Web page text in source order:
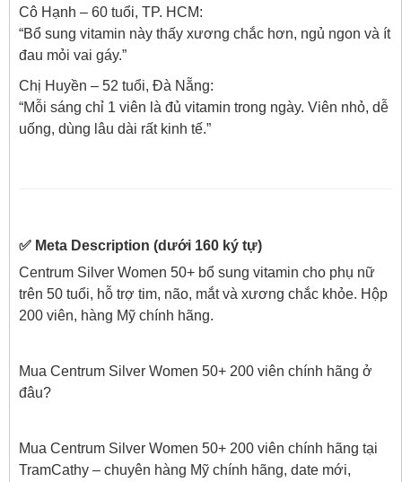
Cô Hạnh – 60 tuổi, TP. HCM:
“Bổ sung vitamin này thấy xương chắc hơn, ngủ ngon và ít
đau mỏi vai gáy.”
Chị Huyền – 52 tuổi, Đà Nẵng:
“Mỗi sáng chỉ 1 viên là đủ vitamin trong ngày. Viên nhỏ, dễ
uống, dùng lâu dài rất kinh tế.”
✅ Meta Description (dưới 160 ký tự)
Centrum Silver Women 50+ bổ sung vitamin cho phụ nữ
trên 50 tuổi, hỗ trợ tim, não, mắt và xương chắc khỏe. Hộp
200 viên, hàng Mỹ chính hãng.
Mua Centrum Silver Women 50+ 200 viên chính hãng ở
đâu?
Mua Centrum Silver Women 50+ 200 viên chính hãng tại
TramCathy – chuyên hàng Mỹ chính hãng, date mới,